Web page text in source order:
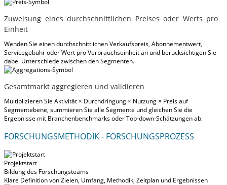
Zuweisung eines durchschnittlichen Preises oder Werts pro
Einheit
Wenden Sie einen durchschnittlichen Verkaufspreis, Abonnementwert,
Servicegebühr oder Wert pro Verbrauchseinheit an und berücksichtigen Sie
dabei Unterschiede zwischen den Segmenten.
Gesamtmarkt aggregieren und validieren
Multiplizieren Sie Aktivität × Durchdringung × Nutzung × Preis auf
Segmentebene, summieren Sie alle Segmente und gleichen Sie die
Ergebnisse mit Branchenbenchmarks oder Top-down-Schätzungen ab.
FORSCHUNGSMETHODIK - FORSCHUNGSPROZESS
Projektstart
Bildung des Forschungsteams
Klare Definition von Zielen, Umfang, Methodik, Zeitplan und Ergebnissen